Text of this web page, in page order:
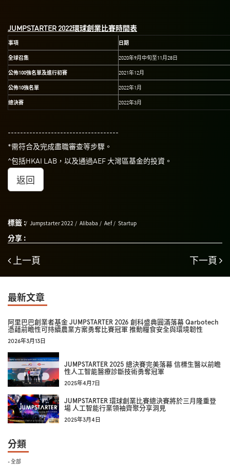
JUMPSTARTER 2022環球創業比賽時間表
事項
日期
全球召集
2020年9月中旬至11月28日
公佈100強名單及進行初賽
2021年12月
公佈10強名單
2022年1月
總決賽
2022年3月
------------------------------------
*需符合及完成盡職審查等步驟。
^包括HKAI LAB，以及通過AEF 大灣區基金的投資。
返回
標籤 : Jumpstarter 2022 Alibaba Aef Startup
分享 :
上一頁 下一頁
最新文章
阿里巴巴創業者基金 JUMPSTARTER 2026 創科盛典圓滿落幕 Qarbotech
憑藉前瞻性可持續農業方案勇奪比賽冠軍 推動糧食安全與環境韌性
2026年3月13日
JUMPSTARTER 2025 總決賽完美落幕 信標生醫以前瞻
性人工智能醫療診斷技術勇奪冠軍
2025年4月7日
JUMPSTARTER 環球創業比賽總決賽將於三月隆重登
場 人工智能行業領袖齊聚分享洞見
2025年3月4日
分類
- 全部